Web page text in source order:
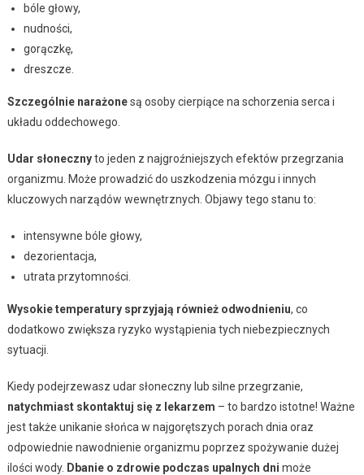
bóle głowy,
nudności,
gorączkę,
dreszcze.
Szczególnie narażonesą osoby cierpiące na schorzenia serca i
układu oddechowego.
Udar słonecznyto jeden z najgroźniejszych efektów przegrzania
organizmu. Może prowadzić do uszkodzenia mózgu i innych
kluczowych narządów wewnętrznych. Objawy tego stanu to:
intensywne bóle głowy,
dezorientacja,
utrata przytomności.
Wysokie temperatury sprzyjają również odwodnieniu, co
dodatkowo zwiększa ryzyko wystąpienia tych niebezpiecznych
sytuacji.
Kiedy podejrzewasz udar słoneczny lub silne przegrzanie,
natychmiast skontaktuj się z lekarzem – to bardzo istotne! Ważne
jest także unikanie słońca w najgorętszych porach dnia oraz
odpowiednie nawodnienie organizmu poprzez spożywanie dużej
ilości wody. Dbanie o zdrowie podczas upalnych dni może